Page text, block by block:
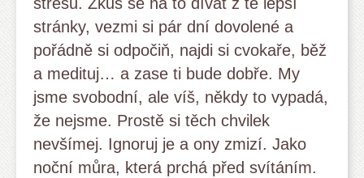
stránky, vezmi si pár dní dovolené a
pořádně si odpočiň, najdi si cvokaře, běž
a medituj… a zase ti bude dobře. My
jsme svobodní, ale víš, někdy to vypadá,
že nejsme. Prostě si těch chvilek
nevšímej. Ignoruj je a ony zmizí. Jako
noční můra, která prchá před svítáním.